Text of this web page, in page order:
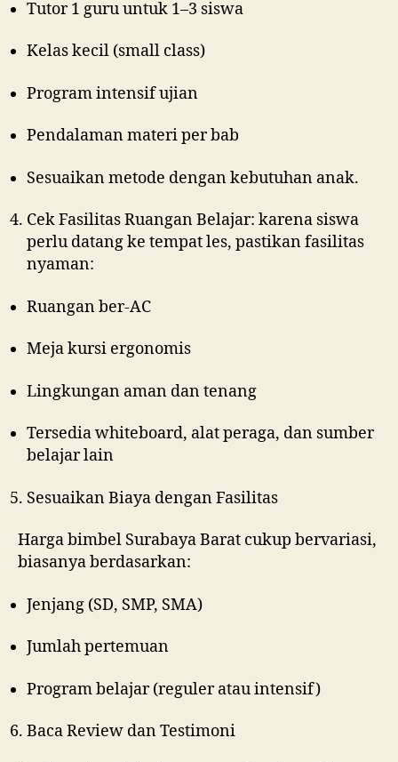
Tutor 1 guru untuk 1–3 siswa
Kelas kecil (small class)
Program intensif ujian
Pendalaman materi per bab
Sesuaikan metode dengan kebutuhan anak.
Cek Fasilitas Ruangan Belajar: karena siswa
perlu datang ke tempat les, pastikan fasilitas
nyaman:
Ruangan ber-AC
Meja kursi ergonomis
Lingkungan aman dan tenang
Tersedia whiteboard, alat peraga, dan sumber
belajar lain
Sesuaikan Biaya dengan Fasilitas
Harga bimbel Surabaya Barat cukup bervariasi,
biasanya berdasarkan:
Jenjang (SD, SMP, SMA)
Jumlah pertemuan
Program belajar (reguler atau intensif)
Baca Review dan Testimoni